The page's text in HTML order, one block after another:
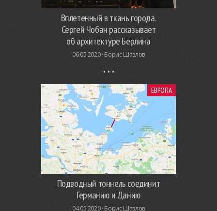
Вплетенный в ткань города.
Сергей Чобан рассказывает
об архитектуре Берлина
06.05.2020 · Борис Шавлов
ЕВРОПА
Подводный тоннель соединит
Германию и Данию
04.05.2020 · Борис Шавлов